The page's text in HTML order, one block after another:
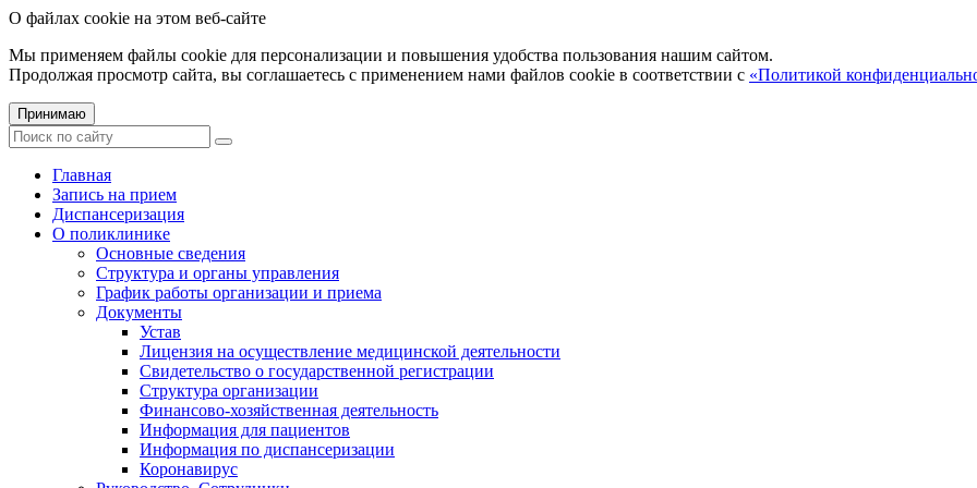
О файлах cookie на этом веб-сайте
Мы применяем файлы cookie для персонализации и повышения удобства пользования нашим сайтом.
Продолжая просмотр сайта, вы соглашаетесь с применением нами файлов cookie в соответствии с «Политикой
Принимаю
Главная
Запись на прием
Диспансеризация
О поликлинике
Основные сведения
Структура и органы управления
График работы организации и приема
Документы
Устав
Лицензия на осуществление медицинской деятельности
Свидетельство о государственной регистрации
Структура организации
Финансово-хозяйственная деятельность
Информация для пациентов
Информация по диспансеризации
Коронавирус